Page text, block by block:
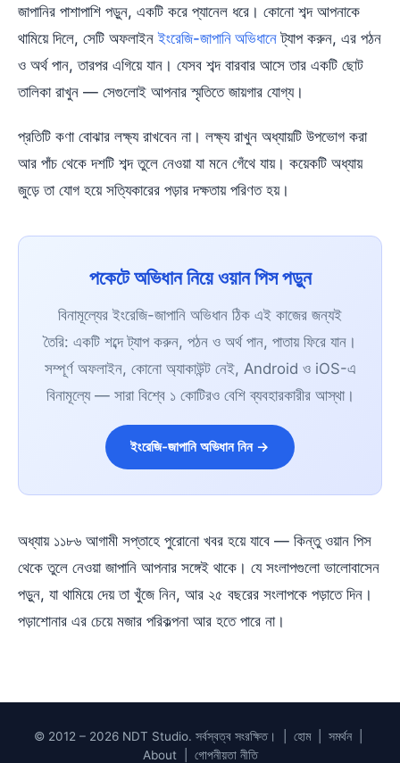
জাপানির পাশাপাশি পড়ুন, একটি করে প্যানেল ধরে। কোনো শব্দ আপনাকে
থামিয়ে দিলে, সেটি অফলাইনইংরেজি-জাপানি অভিধানে ট্যাপ করুন, এর পঠন
ও অর্থ পান, তারপর এগিয়ে যান। যেসব শব্দ বারবার আসে তার একটি ছোট
তালিকা রাখুন — সেগুলোই আপনার স্মৃতিতে জায়গার যোগ্য।
প্রতিটি কণা বোঝার লক্ষ্য রাখবেন না। লক্ষ্য রাখুন অধ্যায়টি উপভোগ করা
আর পাঁচ থেকে দশটি শব্দ তুলে নেওয়া যা মনে গেঁথে যায়। কয়েকটি অধ্যায়
জুড়ে তা যোগ হয়ে সত্যিকারের পড়ার দক্ষতায় পরিণত হয়।
পকেটে অভিধান নিয়ে ওয়ান পিস পড়ুন
বিনামূল্যের ইংরেজি-জাপানি অভিধান ঠিক এই কাজের জন্যই
তৈরি: একটি শব্দে ট্যাপ করুন, পঠন ও অর্থ পান, পাতায় ফিরে যান।
সম্পূর্ণ অফলাইন, কোনো অ্যাকাউন্ট নেই, Android ও iOS-এ
বিনামূল্যে — সারা বিশ্বে ১ কোটিরও বেশি ব্যবহারকারীর আস্থা।
ইংরেজি-জাপানি অভিধান নিন →
অধ্যায় ১১৮৬ আগামী সপ্তাহে পুরোনো খবর হয়ে যাবে — কিন্তু ওয়ান পিস
থেকে তুলে নেওয়া জাপানি আপনার সঙ্গেই থাকে। যে সংলাপগুলো ভালোবাসেন
পড়ুন, যা থামিয়ে দেয় তা খুঁজে নিন, আর ২৫ বছরের সংলাপকে পড়াতে দিন।
পড়াশোনার এর চেয়ে মজার পরিকল্পনা আর হতে পারে না।
© 2012 – 2026 NDT Studio. সর্বস্বত্ব সংরক্ষিত। | হোম| সমর্থন|
About
গোপনীয়তা নীতি